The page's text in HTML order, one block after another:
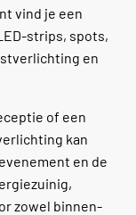
vind je een
strips, spots,
en
of een
kan
en de
zowel binnen-